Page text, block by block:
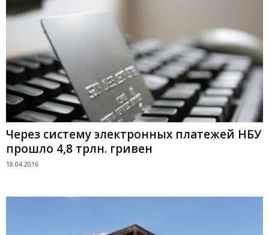
Через систему электронных платежей НБУ
прошло 4,8 трлн. гривен
18.04.2016